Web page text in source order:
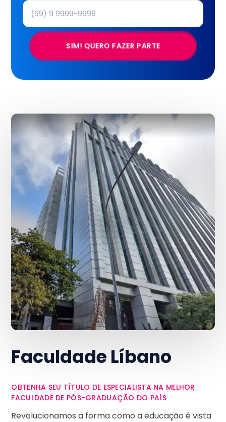
SIM! QUERO FAZER PARTE
Faculdade Líbano
OBTENHA SEU TÍTULO DE ESPECIALISTA NA MELHOR
FACULDADE DE PÓS-GRADUAÇÃO DO PAÍS
Revolucionamos a forma como a educação é vista